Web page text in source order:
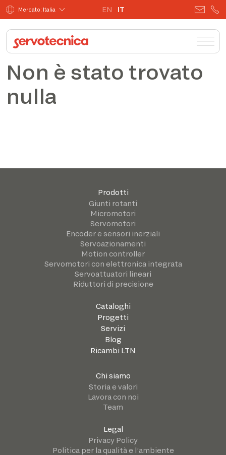
Mercato: Italia EN IT
Non è stato trovato
nulla
Prodotti
Giunti rotanti
Micromotori
Servomotori
Encoder e sensori inerziali
Servoazionamenti
Motion controller
Servomotori con elettronica integrata
Servoattuatori lineari
Riduttori di precisione
Cataloghi
Progetti
Servizi
Blog
Ricambi LTN
Chi siamo
Storia e valori
Lavora con noi
Team
Legal
Privacy Policy
Politica per la qualità e l’ambiente